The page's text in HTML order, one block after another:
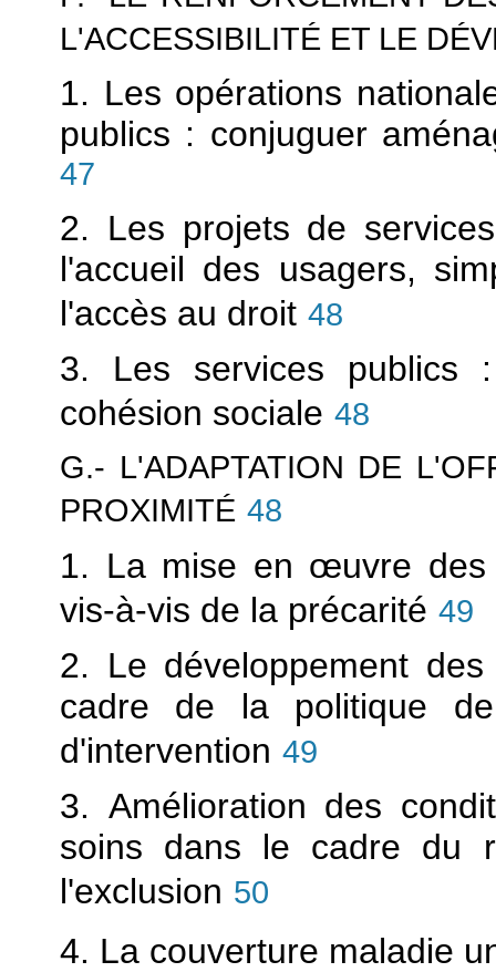
L'ACCESSIBILITÉ ET LE
1. Les opérations
publics : conjuguer
47
2. Les projets de
l'accueil des usagers,
l'accès au droit 48
3. Les services publics
cohésion sociale 48
G.- L'ADAPTATION DE
PROXIMITÉ 48
1. La mise en œuvre des
vis-à-vis de la précarité 49
2. Le développement
cadre de la politique
d'intervention 49
3. Amélioration des
soins dans le cadre du
l'exclusion 50
4. La couverture maladie